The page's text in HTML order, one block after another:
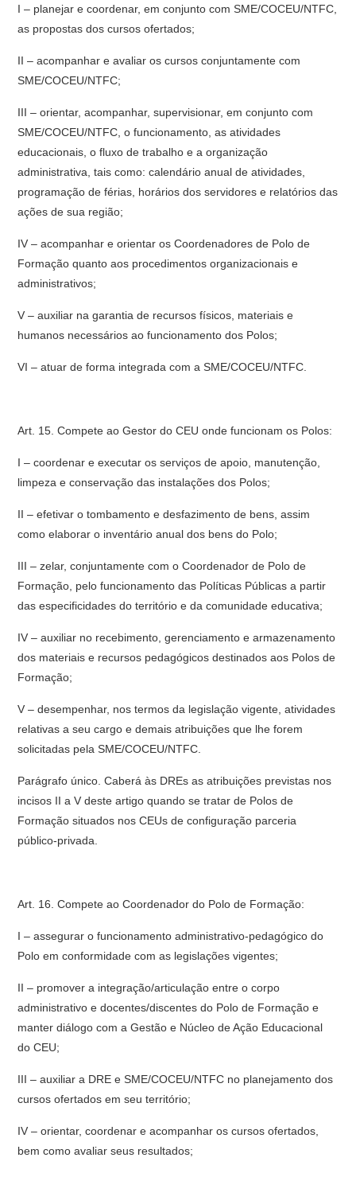
I – planejar e coordenar, em conjunto com SME/COCEU/NTFC,
as propostas dos cursos ofertados;
II – acompanhar e avaliar os cursos conjuntamente com
SME/COCEU/NTFC;
III – orientar, acompanhar, supervisionar, em conjunto com
SME/COCEU/NTFC, o funcionamento, as atividades
educacionais, o fluxo de trabalho e a organização
administrativa, tais como: calendário anual de atividades,
programação de férias, horários dos servidores e relatórios das
ações de sua região;
IV – acompanhar e orientar os Coordenadores de Polo de
Formação quanto aos procedimentos organizacionais e
administrativos;
V – auxiliar na garantia de recursos físicos, materiais e
humanos necessários ao funcionamento dos Polos;
VI – atuar de forma integrada com a SME/COCEU/NTFC.
Art. 15. Compete ao Gestor do CEU onde funcionam os Polos:
I – coordenar e executar os serviços de apoio, manutenção,
limpeza e conservação das instalações dos Polos;
II – efetivar o tombamento e desfazimento de bens, assim
como elaborar o inventário anual dos bens do Polo;
III – zelar, conjuntamente com o Coordenador de Polo de
Formação, pelo funcionamento das Políticas Públicas a partir
das especificidades do território e da comunidade educativa;
IV – auxiliar no recebimento, gerenciamento e armazenamento
dos materiais e recursos pedagógicos destinados aos Polos de
Formação;
V – desempenhar, nos termos da legislação vigente, atividades
relativas a seu cargo e demais atribuições que lhe forem
solicitadas pela SME/COCEU/NTFC.
Parágrafo único. Caberá às DREs as atribuições previstas nos
incisos II a V deste artigo quando se tratar de Polos de
Formação situados nos CEUs de configuração parceria
público-privada.
Art. 16. Compete ao Coordenador do Polo de Formação:
I – assegurar o funcionamento administrativo-pedagógico do
Polo em conformidade com as legislações vigentes;
II – promover a integração/articulação entre o corpo
administrativo e docentes/discentes do Polo de Formação e
manter diálogo com a Gestão e Núcleo de Ação Educacional
do CEU;
III – auxiliar a DRE e SME/COCEU/NTFC no planejamento dos
cursos ofertados em seu território;
IV – orientar, coordenar e acompanhar os cursos ofertados,
bem como avaliar seus resultados;